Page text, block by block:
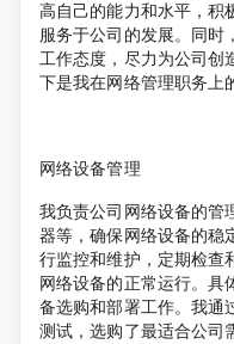
高自己的能力和水平，积
服务于公司的发展。同时
工作态度，尽力为公司创
下是我在网络管理职务上
网络设备管理
我负责公司网络设备的管
器等，确保网络设备的稳
行监控和维护，定期检查
网络设备的正常运行。具
备选购和部署工作。我通
测试，选购了最适合公司